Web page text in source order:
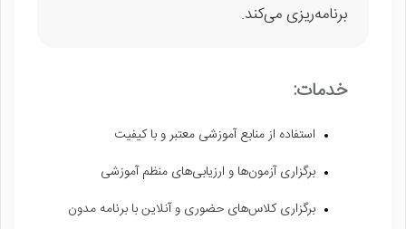
برنامه‌ریزی می‌کند.
خدمات:
استفاده از منابع آموزشی معتبر و با کیفیت
برگزاری آزمون‌ها و ارزیابی‌های منظم آموزشی
برگزاری کلاس‌های حضوری و آنلاین با برنامه مدون